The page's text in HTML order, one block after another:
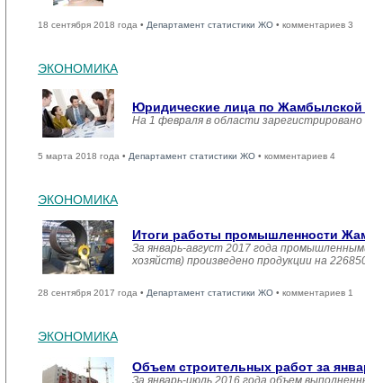
18 сентября 2018 года • Департамент статистики ЖО • комментариев 3
ЭКОНОМИКА
Юридические лица по Жамбылской
На 1 февраля в области
5 марта 2018 года • Департамент статистики ЖО • комментариев 4
ЭКОНОМИКА
Итоги работы промышленности
За январь-август 2017 года
хозяйств) произведено продукции на
28 сентября 2017 года • Департамент статистики ЖО • комментариев 1
ЭКОНОМИКА
Объем строительных работ за
За январь-июль 2016 года объем